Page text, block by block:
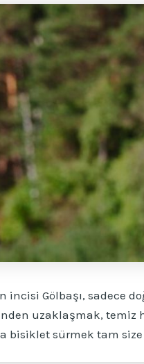
incisi Gölbaşı, sadece
uzaklaşmak, temiz
bisiklet sürmek tam